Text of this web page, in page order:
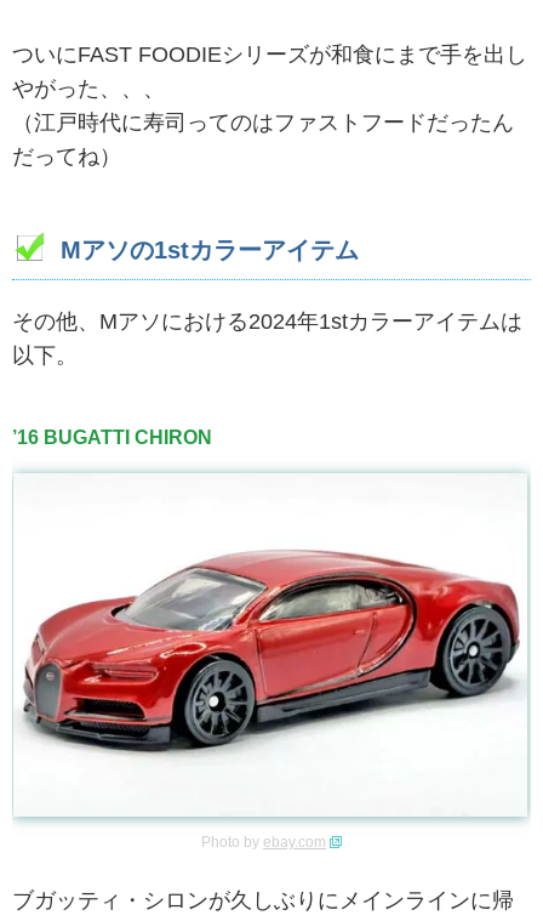
ついにFAST FOODIEシリーズが和食にまで手を出し
やがった、、、
（江戸時代に寿司ってのはファストフードだったん
だってね）
Mアソの1stカラーアイテム
その他、Mアソにおける2024年1stカラーアイテムは
以下。
’16 BUGATTI CHIRON
Photo by ebay.com
ブガッティ・シロンが久しぶりにメインラインに帰